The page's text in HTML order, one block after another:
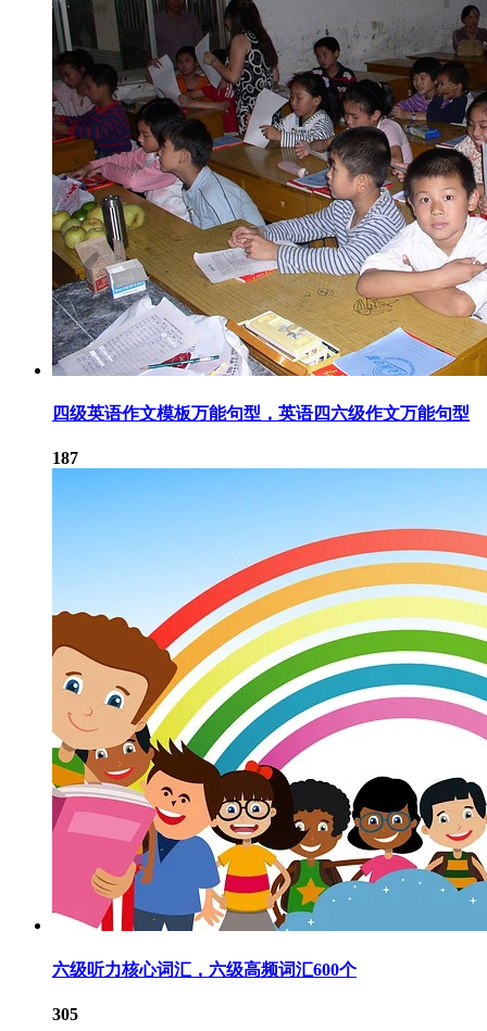
四级英语作文模板万能句型，英语四六级作文万能句型
187
六级听力核心词汇，六级高频词汇600个
305